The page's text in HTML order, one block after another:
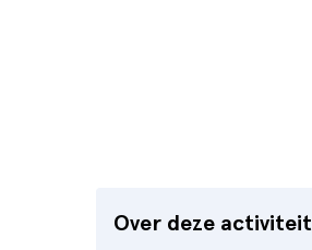
Over deze activiteit